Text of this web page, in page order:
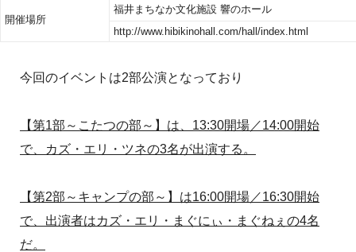
開催場所
福井まちなか文化施設 響のホール
http://www.hibikinohall.com/hall/index.html
今回のイベントは2部公演となっており
【第1部～こたつの部～】は、13:30開場／14:00開始
で、カズ・エリ・ツネの3名が出演する。
【第2部～キャンプの部～】は16:00開場／16:30開始
で、出演者はカズ・エリ・まぐにぃ・まぐねぇの4名
だ。